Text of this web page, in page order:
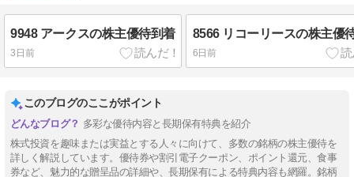
9948 アークスの株主優待到着
3日前
8566 リコーリースの株主優
6日前
このブログのここがポイント
多彩な優待内容と長期保有特典を紹介
株式投資を趣味または実益とする人々に向けて、多数の銘柄の株主優待を
詳しく解説しています。優待券や割引電子クーポン、ポイント還元、食事
券など、魅力的な贈呈品の詳細や、長期保有による特典内容も網羅。銘柄